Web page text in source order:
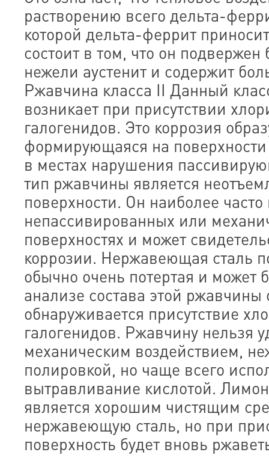
растворению всего дельта-
которой дельта-феррит
состоит в том, что он
нежели аустенит и содержит
Ржавчина класса II Данный
возникает при присутствии
галогенидов. Это коррозия
формирующаяся на
в местах нарушения
тип ржавчины является
поверхности. Он наиболее часто
непассивированных или
поверхностях и может
коррозии. Нержавеющая сталь
обычно очень потертая и может
анализе состава этой ржавчины
обнаруживается присутствие
галогенидов. Ржавчину нельзя
механическим воздействием,
полировкой, но чаще всего
вытравливание кислотой.
является хорошим чистящим
нержавеющую сталь, но при
поверхность будет вновь